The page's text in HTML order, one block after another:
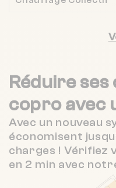
Réduire
coproavec
Avec un nouveau
économisent
charges ! Vérifiez
en 2 min avec